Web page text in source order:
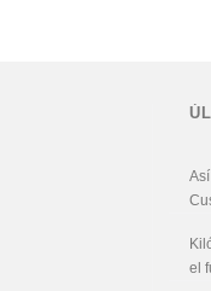
el